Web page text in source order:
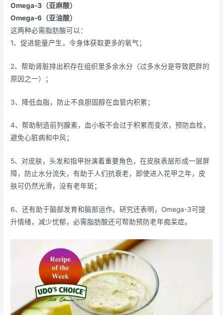
Omega-3（亚麻酸）
Omega-6（亚油酸）
这两种必需脂肪酸可以：
1、促进能量产生，令身体获取更多的氧气；
2、帮助肾脏排出积存在组织里多余水分（过多水分是导致肥胖的
原因之一）；
3、降低血脂，防止不良胆固醇在血管内积累；
4、帮助制造前列腺素，血小板不会过于积累而变浓，预防血栓，
避免心脏病和中风；
5、对皮肤，头发和指甲扮演着重要角色，在皮肤表层形成一层屏
障，防止水分流失，有助于人们抗衰老，即使进入花甲之年，皮
肤可仍然光滑，没有老年斑；
6、还有助于脑部发育和脑部运作。研究还表明，Omega-3可提
升情绪，减少忧郁，必需脂肪酸还可帮助预防老年痴呆症。